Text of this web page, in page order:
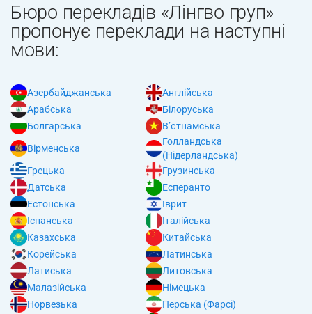
Бюро перекладів «Лінгво груп»
пропонує переклади на наступні
мови:
Азербайджанська
Англійська
Арабська
Білоруська
Болгарська
В’єтнамська
Вірменська
Голландська
(Нідерландська)
Грецька
Грузинська
Датська
Есперанто
Естонська
Іврит
Іспанська
Італійська
Казахська
Китайська
Корейська
Латинська
Латиська
Литовська
Малазійська
Німецька
Норвезька
Перська (Фарсі)